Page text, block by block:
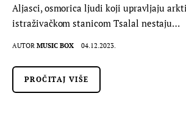
Aljasci, osmorica ljudi koji upravljaju
istraživačkom stanicom Tsalal nestaju…
AUTOR MUSIC BOX 04.12.2023.
PROČITAJ VIŠE